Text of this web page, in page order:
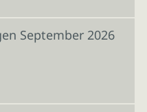
September 2026